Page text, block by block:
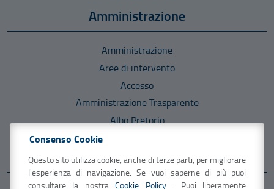
Amministrazione
Amministrazione
Aree di intervento
Accesso
Amministrazione Trasparente
Albo Pretorio
Informazioni
Consenso Cookie
Questo sito utilizza cookie, anche di terze parti, per migliorare
l'esperienza di navigazione. Se vuoi saperne di più puoi
consultare la nostraCookie Policy . Puoi liberamente